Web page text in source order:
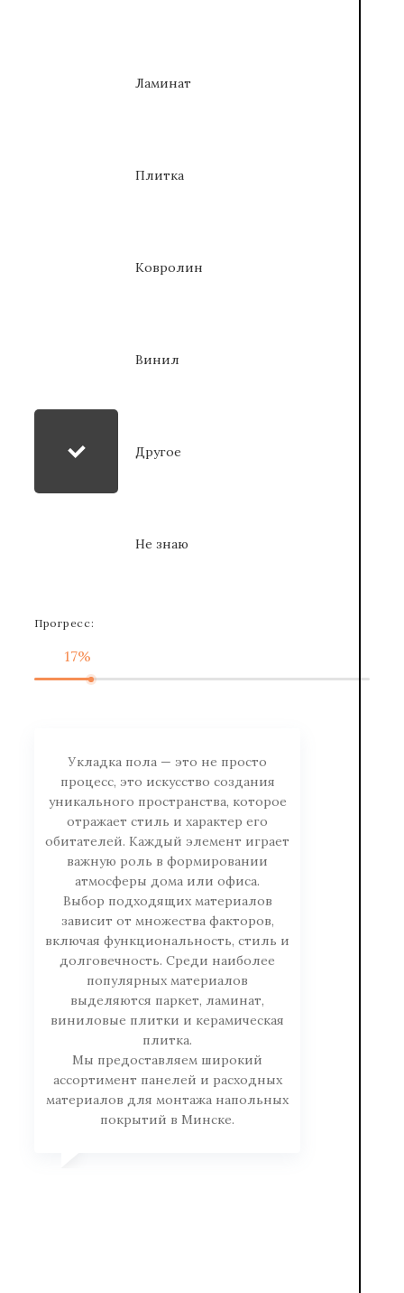
Ламинат
Плитка
Ковролин
Винил
Другое
Не знаю
Прогресс:
17%
Укладка пола — это не просто
процесс, это искусство создания
уникального пространства, которое
отражает стиль и характер его
обитателей. Каждый элемент играет
важную роль в формировании
атмосферы дома или офиса.
Выбор подходящих материалов
зависит от множества факторов,
включая функциональность, стиль и
долговечность. Среди наиболее
популярных материалов
выделяются паркет, ламинат,
виниловые плитки и керамическая
плитка.
Мы предоставляем широкий
ассортимент панелей и расходных
материалов для монтажа напольных
покрытий в Минске.